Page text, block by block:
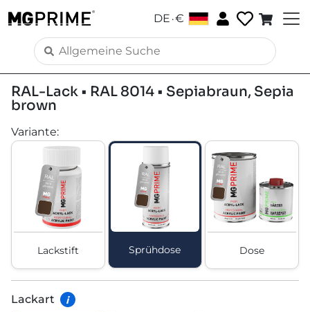
DE .€
RAL-Lack • RAL 8014 • Sepiabraun, Sepia
brown
Variante:
Lackstift Sprühdose Dose
Lackart i